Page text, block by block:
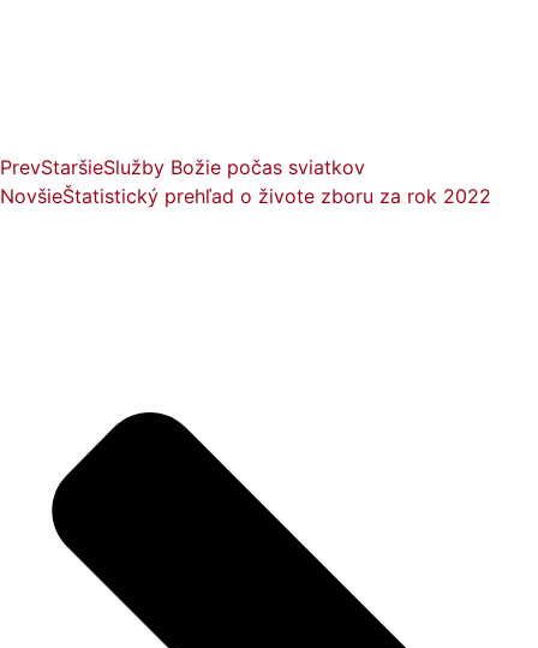
PrevStaršieSlužby Božie počas sviatkov
NovšieŠtatistický prehľad o živote zboru za rok 2022